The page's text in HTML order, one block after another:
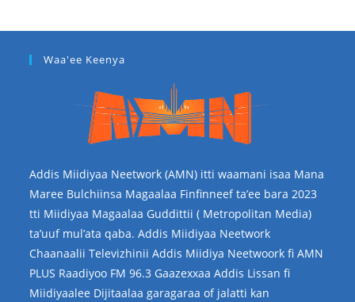
Waa'ee Keenya
Addis Miidiyaa Neetwork (AMN) itti waamani isaa Mana
Maree Bulchiinsa Magaalaa Finfinneef ta’ee bara 2023
tti Miidiyaa Magaalaa Guddittii ( Metropolitan Media)
ta’uuf mul’ata qaba. Addis Miidiyaa Neetwork
Chaanaalii Televizhinii Addis Miidiya Neetwoork fi AMN
PLUS Raadiyoo FM 96.3 Gaazexxaa Addis Lissan fi
Miidiyaalee Dijitaalaa garagaraa of jalatti kan